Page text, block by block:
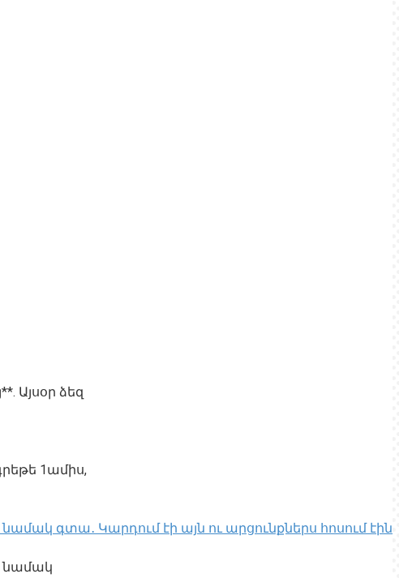
Այսօր ձեզ
1ամիս,
գտա․ Կարդում էի այն ու արցունքներս հոսում էին
նամակ